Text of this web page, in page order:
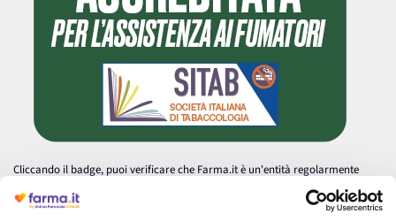
Cliccando il badge, puoi verificare che Farma.it è un'entità regolarmente
autorizzata dal Ministero della Salute a effettuare la vendita online di
medicinali.